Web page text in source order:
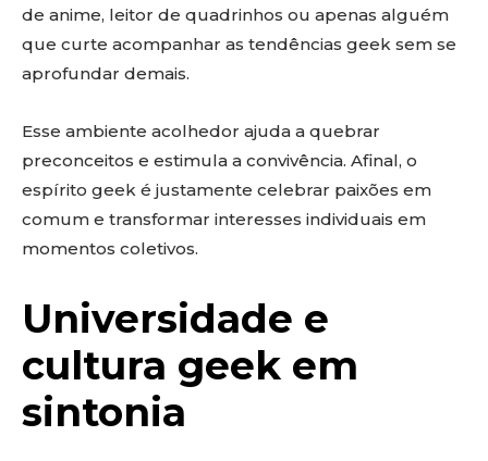
de anime, leitor de quadrinhos ou apenas alguém
que curte acompanhar as tendências geek sem se
aprofundar demais.
Esse ambiente acolhedor ajuda a quebrar
preconceitos e estimula a convivência. Afinal, o
espírito geek é justamente celebrar paixões em
comum e transformar interesses individuais em
momentos coletivos.
Universidade e
cultura geek em
sintonia